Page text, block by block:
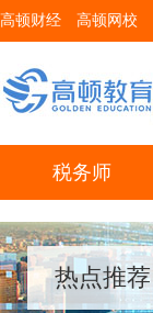
高顿财经 高顿网校
税务师
热点推荐